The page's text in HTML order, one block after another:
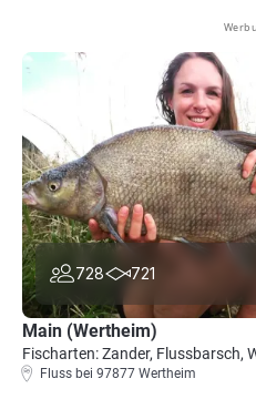
728 721
Main (Wertheim)
Fischarten: Zander, Flussbarsch,
Fluss bei 97877 Wertheim